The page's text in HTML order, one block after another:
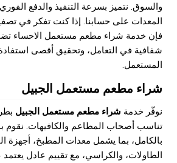
والسوق. نتميز بسرعة التنفيذ والدفع
المعدات على حسابنا. إذا كنت تفكر في
فإن خدمة شراء مطعم مستعمل الاحساء
شفافية في التعامل، وتحقيق أقصى
المستعمل.
شراء مطعم مستعمل الجبيل
نوفّر خدمة شراء مطعم مستعمل الجبيل
تناسب أصحاب المطاعم والكافيهات. نقوم
بالكامل، بما يشمل معدات المطبخ، أجهزة
الطاولات، والكراسي، مع تقييم عادل